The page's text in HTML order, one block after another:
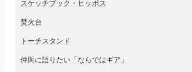
スケッチブック・ヒッポス
焚火台
トーチスタンド
仲間に語りたい「ならではギア」